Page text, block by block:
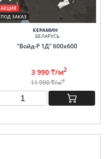
АКЦИЯ
ПОД ЗАКАЗ
КЕРАМИН
БЕЛАРУСЬ
"Войд-Р 1Д" 600х600
3 990 ₸/м2
11 990 ₸/м2